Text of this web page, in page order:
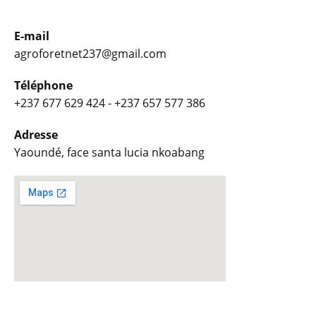
E-mail
agroforetnet237@gmail.com
Téléphone
+237 677 629 424 - +237 657 577 386
Adresse
Yaoundé, face santa lucia nkoabang